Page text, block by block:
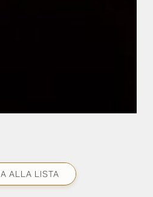
ALLA LISTA